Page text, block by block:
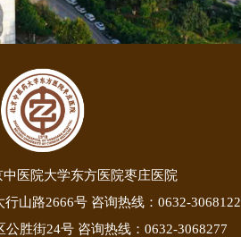
医院大学东方医院枣庄医院
山路2666号 咨询热线：0632-3068122
胜街24号 咨询热线：0632-3068277